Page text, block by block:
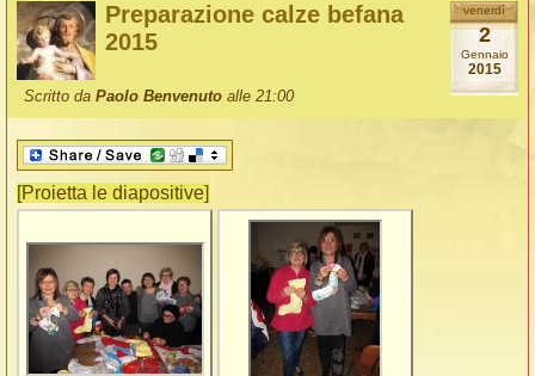
venerdì
2
Gennaio
2015
Preparazione calze befana
2015
Scritto daPaolo Benvenuto alle 21:00
[Proietta le diapositive]